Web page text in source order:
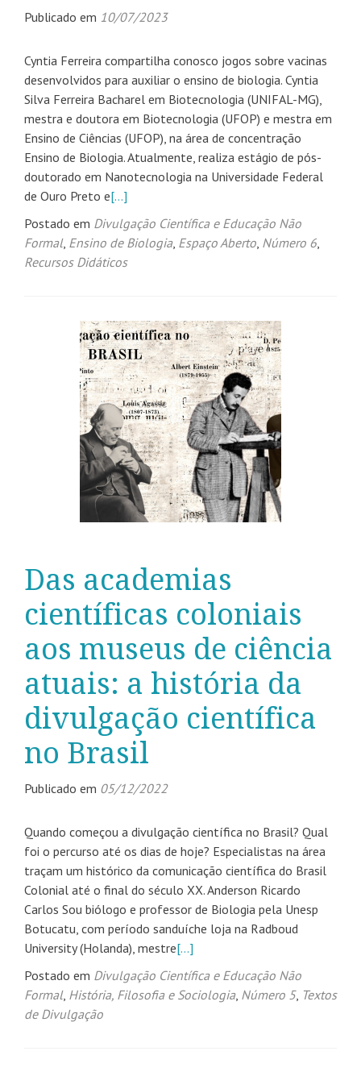
Publicado em 10/07/2023
Cyntia Ferreira compartilha conosco jogos sobre vacinas
desenvolvidos para auxiliar o ensino de biologia. Cyntia
Silva Ferreira Bacharel em Biotecnologia (UNIFAL-MG),
mestra e doutora em Biotecnologia (UFOP) e mestra em
Ensino de Ciências (UFOP), na área de concentração
Ensino de Biologia. Atualmente, realiza estágio de pós-
doutorado em Nanotecnologia na Universidade Federal
de Ouro Preto e[…]
Postado em Divulgação Científica e Educação Não
Formal, Ensino de Biologia, Espaço Aberto, Número 6,
Recursos Didáticos
Das academias
científicas coloniais
aos museus de ciência
atuais: a história da
divulgação científica
no Brasil
Publicado em 05/12/2022
Quando começou a divulgação científica no Brasil? Qual
foi o percurso até os dias de hoje? Especialistas na área
traçam um histórico da comunicação científica do Brasil
Colonial até o final do século XX. Anderson Ricardo
Carlos Sou biólogo e professor de Biologia pela Unesp
Botucatu, com período sanduíche loja na Radboud
University (Holanda), mestre[…]
Postado em Divulgação Científica e Educação Não
Formal, História, Filosofia e Sociologia, Número 5, Textos
de Divulgação